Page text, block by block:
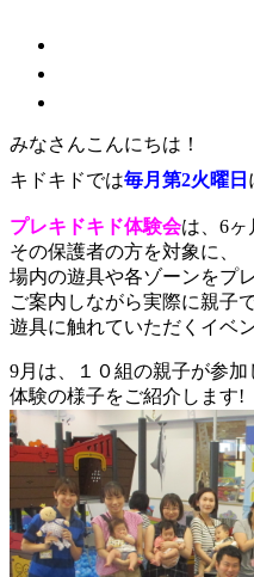
みなさんこんにちは！
キドキドでは毎月第2火曜日
プレキドキド体験会は、6ヶ
その保護者の方を対象に、
場内の遊具や各ゾーンをプ
ご案内しながら実際に親子
遊具に触れていただくイベ
9月は、１０組の親子が参加
体験の様子をご紹介します!